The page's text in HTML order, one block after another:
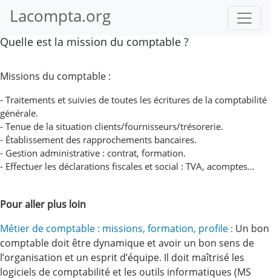
Lacompta.org
Quelle est la mission du comptable ?
Missions du comptable :
- Traitements et suivies de toutes les écritures de la comptabilité
générale.
- Tenue de la situation clients/fournisseurs/trésorerie.
- Établissement des rapprochements bancaires.
- Gestion administrative : contrat, formation.
- Effectuer les déclarations fiscales et social : TVA, acomptes…
Pour aller plus loin
Métier de comptable : missions, formation, profile : Un bon
comptable doit être dynamique et avoir un bon sens de
l’organisation et un esprit d’équipe. Il doit maîtrisé les
logiciels de comptabilité et les outils informatiques (MS